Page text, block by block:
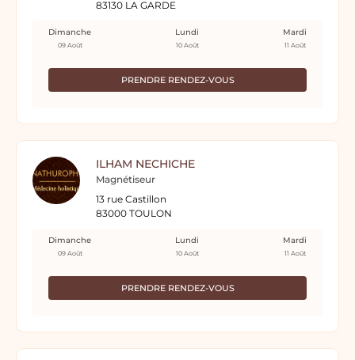
83130 LA GARDE
PRENDRE RENDEZ-VOUS
Dimanche
09 Août
Lundi
10 Août
Mardi
11 Août
ILHAM NECHICHE
Magnétiseur
13 rue Castillon
83000 TOULON
PRENDRE RENDEZ-VOUS
Dimanche
09 Août
Lundi
10 Août
Mardi
11 Août